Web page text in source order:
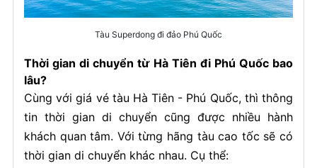
Tàu Superdong đi đảo Phú Quốc
Thời gian di chuyển từ Hà Tiên đi Phú Quốc bao
lâu?
Cùng với giá vé tàu Hà Tiên - Phú Quốc, thì thông
tin thời gian di chuyển cũng được nhiều hành
khách quan tâm. Với từng hãng tàu cao tốc sẽ có
thời gian di chuyển khác nhau. Cụ thể: